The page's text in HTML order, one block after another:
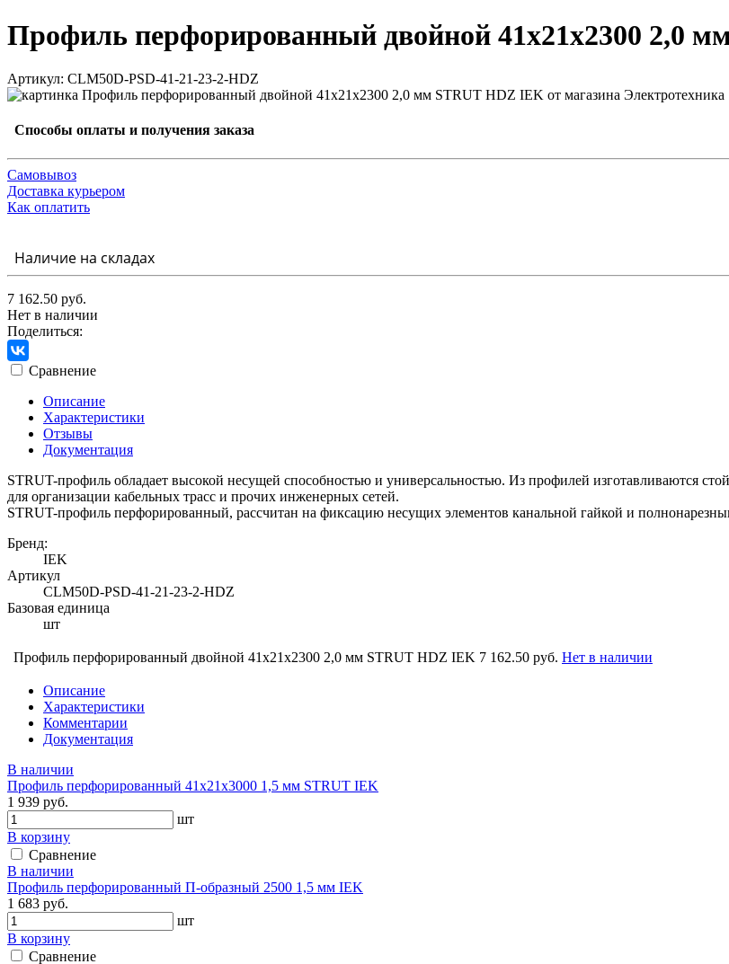
Профиль перфорированный двойной 41х21х2300 2,0
Артикул: CLM50D-PSD-41-21-23-2-HDZ
Способы оплаты и получения заказа
Самовывоз
Доставка курьером
Как оплатить
Наличие на складах
7 162.50 руб.
Нет в наличии
Поделиться:
Сравнение
Описание
Характеристики
Отзывы
Документация
STRUT-профиль обладает высокой несущей способностью и универсальностью. Из профилей изготавливаются
для организации кабельных трасс и прочих инженерных сетей.
STRUT-профиль перфорированный, рассчитан на фиксацию несущих элементов канальной гайкой и
Бренд:
IEK
Артикул
CLM50D-PSD-41-21-23-2-HDZ
Базовая единица
шт
Профиль перфорированный двойной 41х21х2300 2,0 мм STRUT HDZ IEK 7 162.50 руб. Нет в наличии
Описание
Характеристики
Комментарии
Документация
В наличии
Профиль перфорированный 41х21х3000 1,5 мм STRUT IEK
1 939 руб.
шт
В корзину
Сравнение
В наличии
Профиль перфорированный П-образный 2500 1,5 мм IEK
1 683 руб.
шт
В корзину
Сравнение